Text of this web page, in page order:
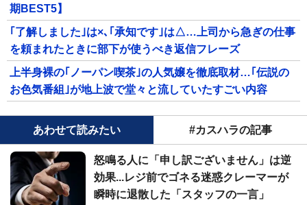
期BEST5】
｢了解しました｣は×､｢承知です｣は△…上司から急ぎの仕事
を頼まれたときに部下が使うべき返信フレーズ
上半身裸の｢ノーパン喫茶｣の人気嬢を徹底取材…｢伝説の
お色気番組｣が地上波で堂々と流していたすごい内容
あわせて読みたい #カスハラの記事
怒鳴る人に「申し訳ございません」は逆
効果...レジ前でゴネる迷惑クレーマーが
瞬時に退散した「スタッフの一言」